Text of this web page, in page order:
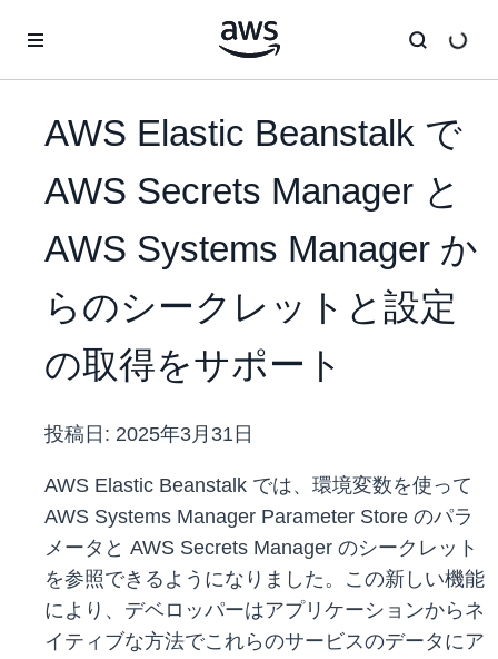
AWS Elastic Beanstalk で
AWS Secrets Manager と
AWS Systems Manager か
らのシークレットと設定
の取得をサポート
投稿日: 2025年3月31日
AWS Elastic Beanstalk では、環境変数を使って
AWS Systems Manager Parameter Store のパラ
メータと AWS Secrets Manager のシークレット
を参照できるようになりました。この新しい機能
により、デベロッパーはアプリケーションからネ
イティブな方法でこれらのサービスのデータにア